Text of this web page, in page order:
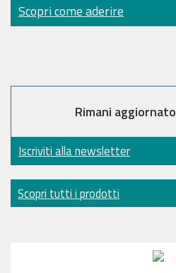
Scopri come aderire
Rimani aggiornato
Iscriviti alla newsletter
Scopri tutti i prodotti